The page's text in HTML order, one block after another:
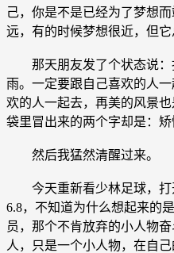
己，你是不是已经为了梦想
远，有的时候梦想很近，但它
那天朋友发了个状态说：
雨。一定要跟自己喜欢的人
欢的人一起去，再美的风景
袋里冒出来的两个字却是：矫
然后我猛然清醒过来。
今天重新看少林足球，打
6.8，不知道为什么想起来的
员，那个不肯放弃的小人物
人，只是一个小人物，在自